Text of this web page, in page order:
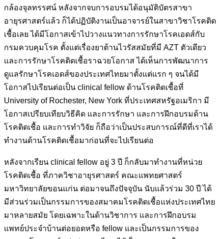
กล้องจุลทรรศน์ หลังจากจบการอบรมได้อนุมัติบัตรสาขา
อายุรศาสตร์แล้ว ก็ได้ปฏิบัติงานเป็นอาจารย์ในสาขาวิชาโรคติด
เชื้อเลย ได้มีโอกาสเข้าไปวางแนวทางการรักษาโรคเอดส์กับ
กรมควบคุมโรค ตั้งแต่เรื่องยาต้านไวรัสสมัยที่มี AZT ตัวเดียว
และการรักษาโรคติดเชื้อราฉวยโอกาส ได้เห็นการพัฒนาการ
ดูแลรักษาโรคเอดส์ของประเทศไทยมาตั้งแต่แรก ๆ จนได้มี
โอกาสไปเรียนต่อเป็น clinical fellow ด้านโรคติดเชื้อที่
University of Rochester, New York ที่ประเทศสหรัฐอเมริกา มี
โอกาสเปรียบเทียบวิธีคิด และการรักษา และการฝึกอบรมด้าน
โรคติดเชื้อ และการทำวิจัย ก็ถือว่าเป็นประสบการณ์ที่ดีที่เราได้
ทำงานด้านโรคติดเชื้อมาก่อนที่จะไปเรียนต่อ
หลังจากเรียน clinical fellow อยู่ 3 ปี ก็กลับมาทำงานที่หน่วย
โรคติดเชื้อ ที่ภาควิชาอายุรศาสตร์ คณะแพทยศาสตร์
มหาวิทยาลัยขอนแก่น ต่อมาจนถึงปัจจุบัน นับแล้วร่วม 30 ปี ได้
มีส่วนร่วมเป็นกรรมการของสมาคมโรคติดเชื้อแห่งประเทศไทย
มาหลายสมัย โดยเฉพาะในด้านวิชาการ และการฝึกอบรม
แพทย์ประจำบ้านต่อยอดหรือ fellow และเป็นกรรมการของ